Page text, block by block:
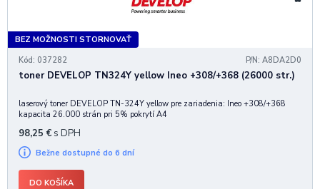
BEZ MOŽNOSTI STORNOVAŤ
Kód: 037282
P/N: A8DA2D0
toner DEVELOP TN324Y yellow Ineo +308/+368 (26000 str.)
laserový toner DEVELOP TN-324Y yellow pre zariadenia: Ineo +308/+368
kapacita 26.000 strán pri 5% pokrytí A4
98,25 € s DPH
Bežne dostupné do 6 dní
DO KOŠÍKA